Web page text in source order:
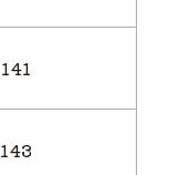
141
143